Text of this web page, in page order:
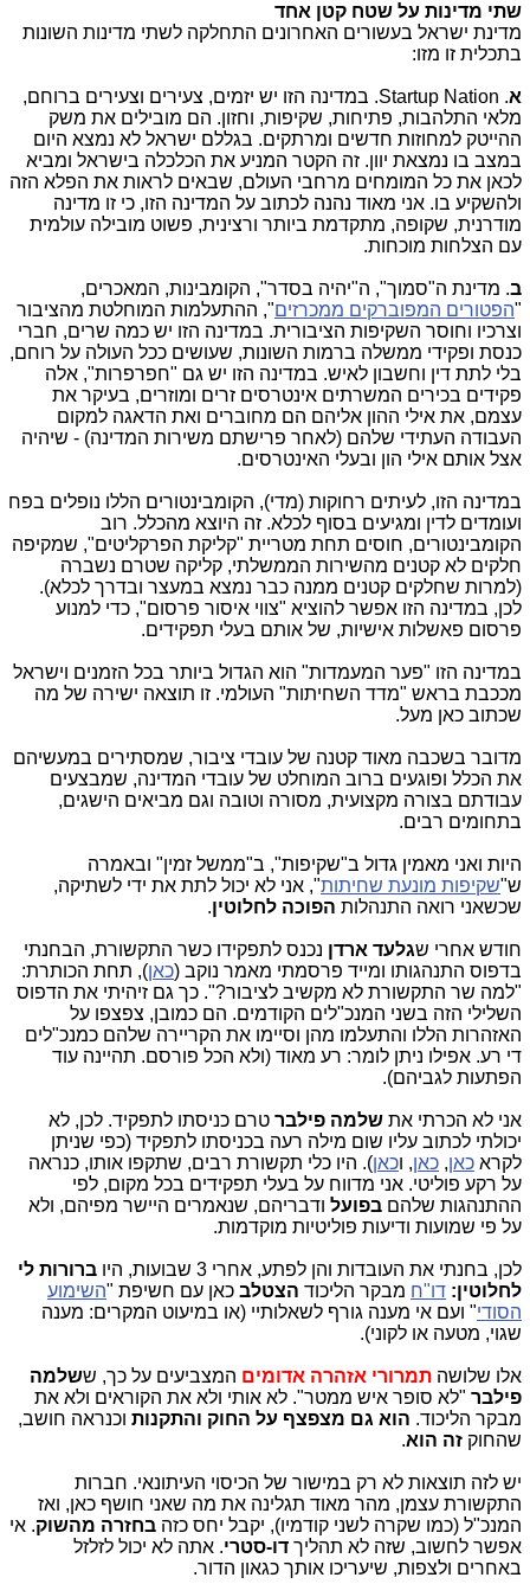
שתי מדינות על שטח קטן אחד
מדינת ישראל בעשורים האחרונים התחלקה לשתי מדינות השונות
בתכלית זו מזו:
א
. Startup Nation. במדינה הזו יש יזמים, צעירים וצעירים ברוחם,
מלאי התלהבות, פתיחות, שקיפות, וחזון. הם מובילים את משק
ההייטק למחוזות חדשים ומרתקים. בגללם ישראל לא נמצא היום
במצב בו נמצאת יוון. זה הקטר המניע את הכלכלה בישראל ומביא
לכאן את כל המומחים מרחבי העולם, שבאים לראות את הפלא הזה
ולהשקיע בו. אני מאוד נהנה לכתוב על המדינה הזו, כי זו מדינה
מודרנית, שקופה, מתקדמת ביותר ורצינית, פשוט מובילה עולמית
עם הצלחות מוכחות.
ב. מדינת ה"סמוך", ה"יהיה בסדר", הקומבינות, המאכרים,
"הפטורים המפוברקים ממכרזים", ההתעלמות המוחלטת מהציבור
וצרכיו וחוסר השקיפות הציבורית. במדינה הזו יש כמה שרים, חברי
כנסת ופקידי ממשלה ברמות השונות, שעושים ככל העולה על רוחם,
בלי לתת דין וחשבון לאיש. במדינה הזו יש גם "חפרפרות", אלה
פקידים בכירים המשרתים אינטרסים זרים ומוזרים, בעיקר את
עצמם, את אילי ההון אליהם הם מחוברים ואת הדאגה למקום
העבודה העתידי שלהם (לאחר פרישתם משירות המדינה) - שיהיה
אצל אותם אילי הון ובעלי האינטרסים.
במדינה הזו, לעיתים רחוקות (מדי), הקומבינטורים הללו נופלים בפח
ועומדים לדין ומגיעים בסוף לכלא. זה היוצא מהכלל. רוב
הקומבינטורים, חוסים תחת מטריית "קליקת הפרקליטים", שמקיפה
חלקים לא קטנים מהשירות הממשלתי, קליקה שטרם נשברה
(למרות שחלקים קטנים ממנה כבר נמצא במעצר ובדרך לכלא).
לכן, במדינה הזו אפשר להוציא "צווי איסור פרסום", כדי למנוע
פרסום פאשלות אישיות, של אותם בעלי תפקידים.
במדינה הזו "פער המעמדות" הוא הגדול ביותר בכל הזמנים וישראל
מככבת בראש "מדד השחיתות" העולמי. זו תוצאה ישירה של מה
שכתוב כאן מעל.
מדובר בשכבה מאוד קטנה של עובדי ציבור, שמסתירים במעשיהם
את הכלל ופוגעים ברוב המוחלט של עובדי המדינה, שמבצעים
עבודתם בצורה מקצועית, מסורה וטובה וגם מביאים הישגים,
בתחומים רבים.
היות ואני מאמין גדול ב"שקיפות", ב"ממשל זמין" ובאמרה
ש"שקיפות מונעת שחיתות", אני לא יכול לתת את ידי לשתיקה,
שכשאני רואה התנהלות הפוכה לחלוטין.
חודש אחרי שגלעד ארדן נכנס לתפקידו כשר התקשורת, הבחנתי
בדפוס התנהגותו ומייד פרסמתי מאמר נוקב (כאן), תחת הכותרת:
"למה שר התקשורת לא מקשיב לציבור?". כך גם זיהיתי את הדפוס
השלילי הזה בשני המנכ"לים הקודמים. הם כמובן, צפצפו על
האזהרות הללו והתעלמו מהן וסיימו את הקריירה שלהם כמנכ"לים
די רע. אפילו ניתן לומר: רע מאוד (ולא הכל פורסם. תהיינה עוד
הפתעות לגביהם).
אני לא הכרתי את שלמה פילבר טרם כניסתו לתפקיד. לכן, לא
יכולתי לכתוב עליו שום מילה רעה בכניסתו לתפקיד (כפי שניתן
לקרא כאן, כאן, וכאן). היו כלי תקשורת רבים, שתקפו אותו, כנראה
על רקע פוליטי. אני מדווח על בעלי תפקידים בכל מקום, לפי
ההתנהגות שלהם בפועל ודבריהם, שנאמרים היישר מפיהם, ולא
על פי שמועות ודיעות פוליטיות מוקדמות.
לכן, בחנתי את העובדות והן לפתע, אחרי 3 שבועות, היו
ברורות לי
לחלוטין: דו"ח מבקר הליכוד הצטלב כאן עם חשיפת "השימוע
הסודי" ועם אי מענה גורף לשאלותיי (או במיעוט המקרים: מענה
שגוי, מטעה או לקוני).
אלו שלושה תמרורי אזהרה אדומים המצביעים על כך, ששלמה
פילבר "לא סופר איש ממטר". לא אותי ולא את הקוראים ולא את
מבקר הליכוד. הוא גם מצפצף על החוק והתקנות וכנראה חושב,
שהחוק זה הוא.
יש לזה תוצאות לא רק במישור של הכיסוי העיתונאי. חברות
התקשורת עצמן, מהר מאוד תגלינה את מה שאני חושף כאן, ואז
המנכ"ל (כמו שקרה לשני קודמיו), יקבל יחס כזה בחזרה מהשוק. אי
אפשר לחשוב, שזה לא תהליך דו-סטרי. אתה לא יכול לזלזל
באחרים ולצפות, שיעריכו אותך כגאון הדור.